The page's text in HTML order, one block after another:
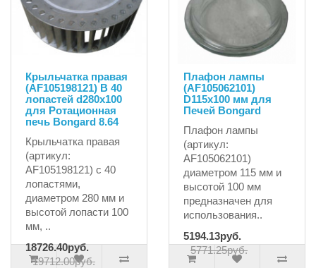
Крыльчатка правая
(AF105198121) B 40
лопастей d280x100
для Ротационная
печь Bongard 8.64
Крыльчатка правая
(артикул:
AF105198121) с 40
лопастями,
диаметром 280 мм и
высотой лопасти 100
мм, ..
18726.40руб.
19712.00руб.
Плафон лампы
(AF105062101)
D115x100 мм для
Печей Bongard
Плафон лампы
(артикул:
AF105062101)
диаметром 115 мм и
высотой 100 мм
предназначен для
использования..
5194.13руб.
5771.25руб.